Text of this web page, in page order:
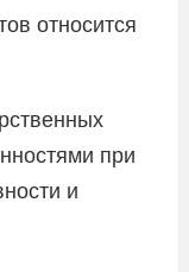
относится
при
и